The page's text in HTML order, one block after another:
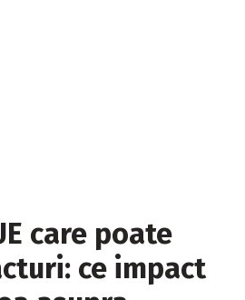
care poate
ce impact